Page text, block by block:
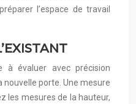
l’espace de travail
à évaluer avec précision
nouvelle porte. Une mesure
les mesures de la hauteur,